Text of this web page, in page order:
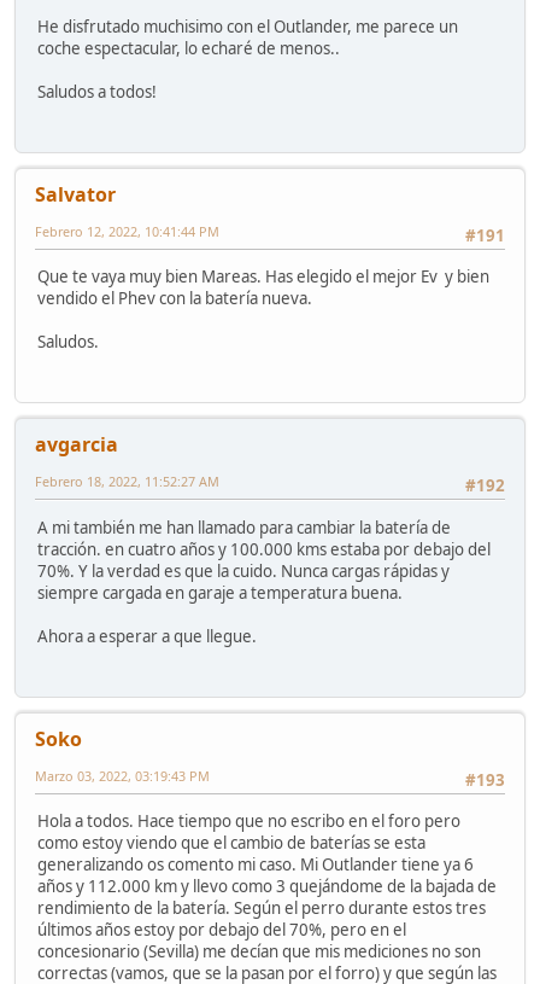
He disfrutado muchisimo con el Outlander, me parece un
coche espectacular, lo echaré de menos..
Saludos a todos!
Salvator
#191
Febrero 12, 2022, 10:41:44 PM
Que te vaya muy bien Mareas. Has elegido el mejor Ev y bien
vendido el Phev con la batería nueva.
Saludos.
avgarcia
#192
Febrero 18, 2022, 11:52:27 AM
A mi también me han llamado para cambiar la batería de
tracción. en cuatro años y 100.000 kms estaba por debajo del
70%. Y la verdad es que la cuido. Nunca cargas rápidas y
siempre cargada en garaje a temperatura buena.
Ahora a esperar a que llegue.
Soko
#193
Marzo 03, 2022, 03:19:43 PM
Hola a todos. Hace tiempo que no escribo en el foro pero
como estoy viendo que el cambio de baterías se esta
generalizando os comento mi caso. Mi Outlander tiene ya 6
años y 112.000 km y llevo como 3 quejándome de la bajada de
rendimiento de la batería. Según el perro durante estos tres
últimos años estoy por debajo del 70%, pero en el
concesionario (Sevilla) me decían que mis mediciones no son
correctas (vamos, que se la pasan por el forro) y que según las